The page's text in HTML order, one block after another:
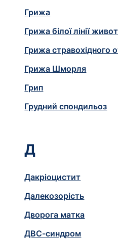
Грижа
Грижа білої лінії
Грижа стравохідного
Грижа Шморля
Грип
Грудний спондильоз
Д
Дакріоцистит
Далекозорість
Дворога матка
ДВС-синдром